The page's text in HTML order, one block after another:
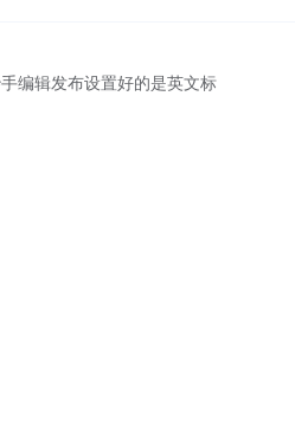
编辑发布设置好的是英文标